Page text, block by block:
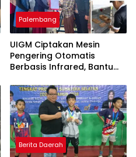
Palembang
UIGM Ciptakan Mesin
Pengering Otomatis
Berbasis Infrared, Bantu
Pulau Kemaro
Berita Daerah